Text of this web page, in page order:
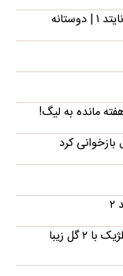
مانده به لیگ!
زیبا